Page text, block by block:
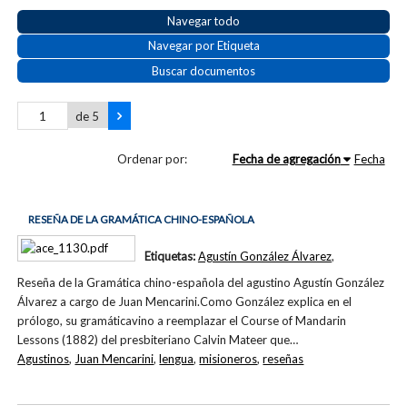
Navegar todo
Navegar por Etiqueta
Buscar documentos
de 5
Ordenar por: Fecha de agregación Fecha
RESEÑA DE LA GRAMÁTICA CHINO-ESPAÑOLA
Reseña de la Gramática chino-española del agustino Agustín González
Álvarez a cargo de Juan Mencarini.Como González explica en el
prólogo, su gramáticavino a reemplazar el Course of Mandarin
Lessons (1882) del presbiteriano Calvin Mateer que…
Etiquetas:Agustín González Álvarez,
Agustinos, Juan Mencarini,lengua,misioneros,reseñas